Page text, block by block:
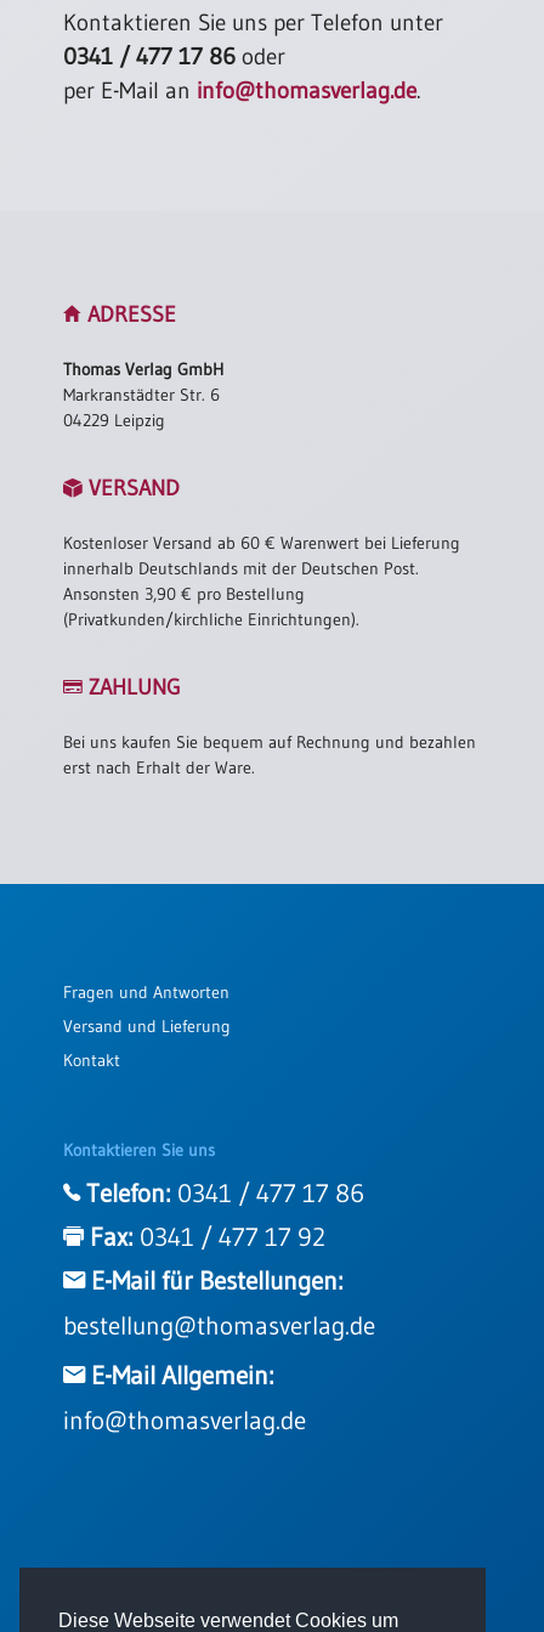
Diese Webseite verwendet Cookies um
Kontaktieren Sie uns per Telefon unter
0341 / 477 17 86 oder
per E-Mail an info@thomasverlag.de.
ADRESSE
Thomas Verlag GmbH
Markranstädter Str. 6
04229 Leipzig
VERSAND
Kostenloser Versand ab 60 € Warenwert bei Lieferung
innerhalb Deutschlands mit der Deutschen Post.
Ansonsten 3,90 € pro Bestellung
(Privatkunden/kirchliche Einrichtungen).
ZAHLUNG
Bei uns kaufen Sie bequem auf Rechnung und bezahlen
erst nach Erhalt der Ware.
Fragen und Antworten
Versand und Lieferung
Kontakt
Kontaktieren Sie uns
Telefon: 0341 / 477 17 86
Fax: 0341 / 477 17 92
E-Mail für Bestellungen:
bestellung@thomasverlag.de
E-Mail Allgemein:
info@thomasverlag.de